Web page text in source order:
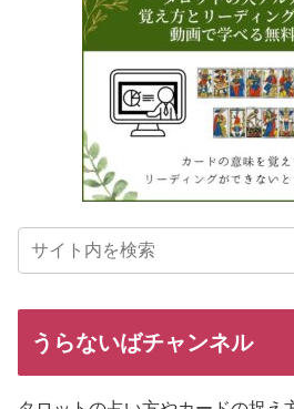
うらないばチャンネル